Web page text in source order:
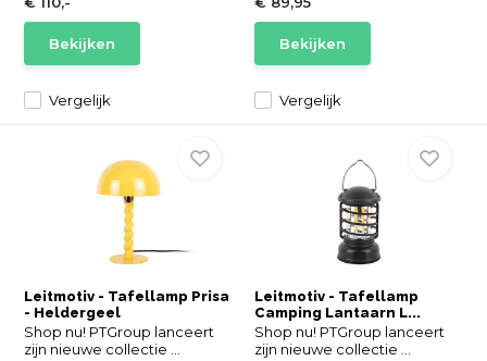
Vergelijk
Bekijken
Vergelijk
Bekijken
Leitmotiv - Tafellamp Prisa
- Heldergeel
Shop nu! PTGroup lanceert
zijn nieuwe collectie ...
Leitmotiv - Tafellamp
Camping Lantaarn L...
Shop nu! PTGroup lanceert
zijn nieuwe collectie ...